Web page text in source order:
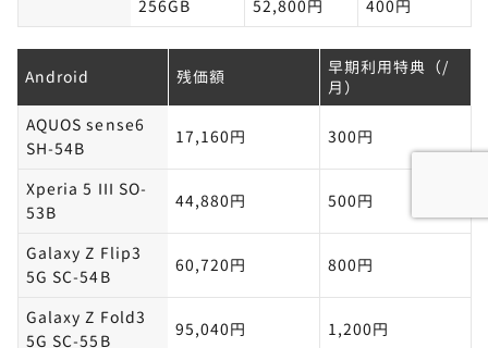
256GB
52,800円 400円
Android 残価額
早期利用特典（/
月）
AQUOS sense6
SH-54B
17,160円 300円
Xperia 5 III SO-
53B
44,880円 500円
Galaxy Z Flip3
5G SC-54B
60,720円 800円
Galaxy Z Fold3
5G SC-55B
95,040円 1,200円